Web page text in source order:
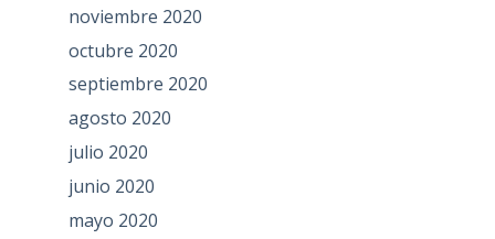
noviembre 2020
octubre 2020
septiembre 2020
agosto 2020
julio 2020
junio 2020
mayo 2020